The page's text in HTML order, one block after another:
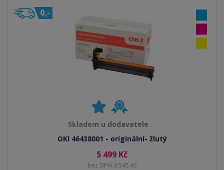
Skladem u dodavatele
OKI 46438001 - originální- žlutý
5 499 Kč
bez DPH 4 545 Kč